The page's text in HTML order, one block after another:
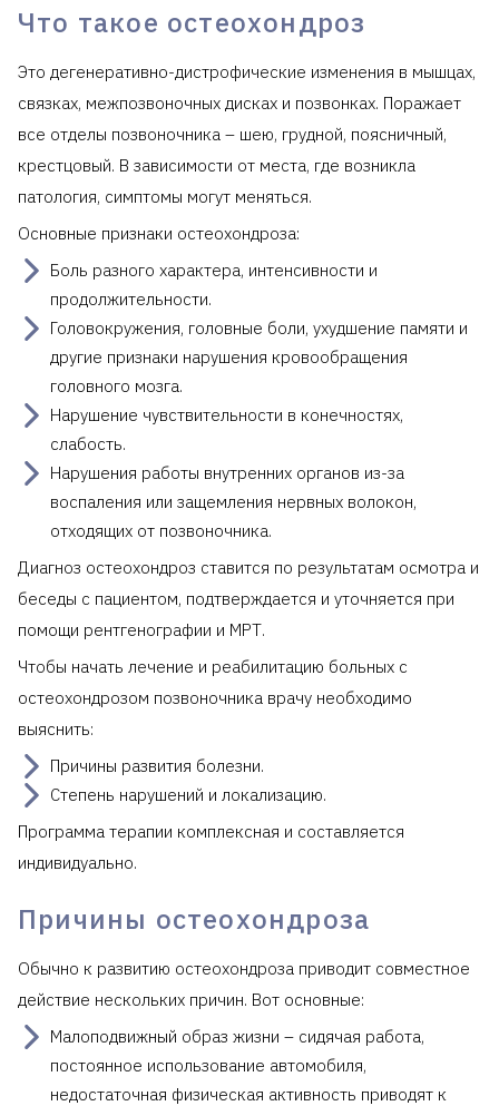
Что такое остеохондроз
Это дегенеративно-дистрофические изменения в мышцах,
связках, межпозвоночных дисках и позвонках. Поражает
все отделы позвоночника – шею, грудной, поясничный,
крестцовый. В зависимости от места, где возникла
патология, симптомы могут меняться.
Основные признаки остеохондроза:
Боль разного характера, интенсивности и
продолжительности.
Головокружения, головные боли, ухудшение памяти и
другие признаки нарушения кровообращения
головного мозга.
Нарушение чувствительности в конечностях,
слабость.
Нарушения работы внутренних органов из-за
воспаления или защемления нервных волокон,
отходящих от позвоночника.
Диагноз остеохондроз ставится по результатам осмотра и
беседы с пациентом, подтверждается и уточняется при
помощи рентгенографии и МРТ.
Чтобы начать лечение и реабилитацию больных с
остеохондрозом позвоночника врачу необходимо
выяснить:
Причины развития болезни.
Степень нарушений и локализацию.
Программа терапии комплексная и составляется
индивидуально.
Причины остеохондроза
Обычно к развитию остеохондроза приводит совместное
действие нескольких причин. Вот основные:
Малоподвижный образ жизни – сидячая работа,
постоянное использование автомобиля,
недостаточная физическая активность приводят к